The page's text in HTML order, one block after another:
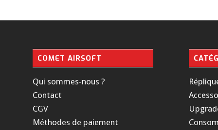
COMET AIRSOFT
Qui sommes-nous ?
Contact
CGV
Méthodes de paiement